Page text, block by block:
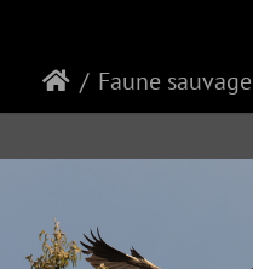
Faune sauvage